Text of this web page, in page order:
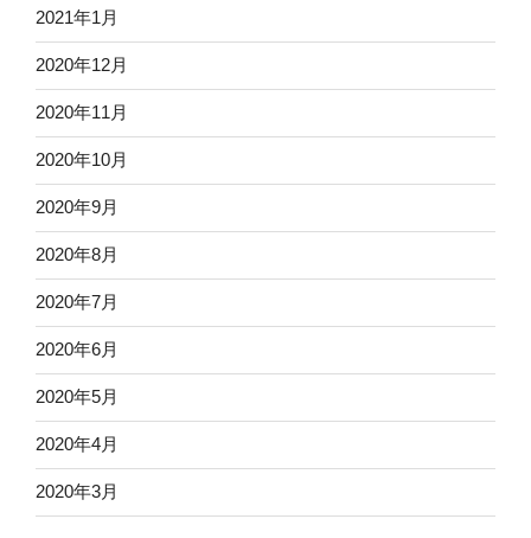
2021年1月
2020年12月
2020年11月
2020年10月
2020年9月
2020年8月
2020年7月
2020年6月
2020年5月
2020年4月
2020年3月